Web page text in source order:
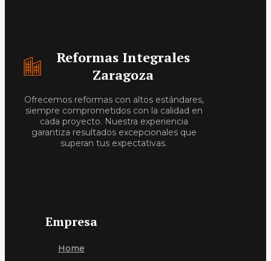
Reformas Integrales
Zaragoza
Ofrecemos reformas con altos estándares,
siempre comprometidos con la calidad en
cada proyecto. Nuestra experiencia
garantiza resultados excepcionales que
superan tus expectativas.
Empresa
Home